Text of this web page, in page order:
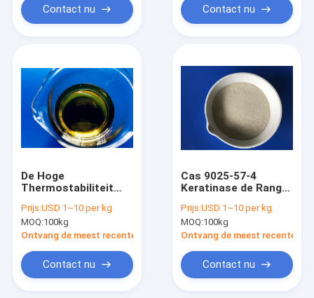
Contact nu Contact nu
De Hoge
Thermostabiliteit
voedingenenchancer
Keratinase
Prijs:USD 1~10 per kg
MOQ:100kg
Ontvang de meest recente Prijs
Contact nu
Cas 9025-57-4
Keratinase de Rang
voor Efficiënt
Eiwitgebruik
Prijs:USD 1~10 per kg
MOQ:100kg
Ontvang de meest recente
Contact nu